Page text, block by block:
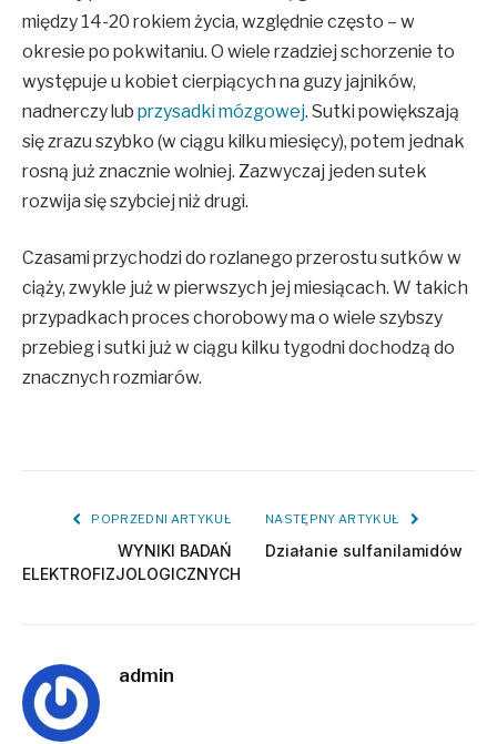
między 14-20 rokiem życia, względnie często – w
okresie po pokwitaniu. O wiele rzadziej schorzenie to
występuje u kobiet cierpiących na guzy jajników,
nadnerczy lub przysadki mózgowej. Sutki powiększają
się zrazu szybko (w ciągu kilku miesięcy), potem jednak
rosną już znacznie wolniej. Zazwyczaj jeden sutek
rozwija się szybciej niż drugi.
Czasami przychodzi do rozlanego przerostu sutków w
ciąży, zwykle już w pierwszych jej miesiącach. W takich
przypadkach proces chorobowy ma o wiele szybszy
przebieg i sutki już w ciągu kilku tygodni dochodzą do
znacznych rozmiarów.
POPRZEDNI ARTYKUŁ
WYNIKI BADAŃ
ELEKTROFIZJOLOGICZNYCH
NASTĘPNY ARTYKUŁ
Działanie sulfanilamidów
admin